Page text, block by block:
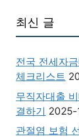
최신 글
전국 전세자
체크리스트
무직자대출
결하기 2025-
관절염 보험